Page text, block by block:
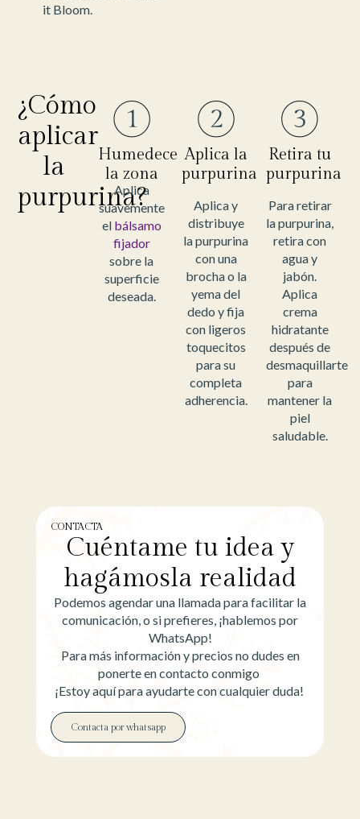
it Bloom.
¿Cómo
aplicar
la
purpurina?
Humedece
la zona
Aplica
suavemente
el bálsamo
fijador
sobre la
superficie
deseada.
Aplica la
purpurina
Aplica y
distribuye
la purpurina
con una
brocha o la
yema del
dedo y fija
con ligeros
toquecitos
para su
completa
adherencia.
Retira tu
purpurina
Para retirar
la purpurina,
retira con
agua y
jabón.
Aplica
crema
hidratante
después de
desmaquillarte
para
mantener la
piel
saludable.
CONTACTA
Cuéntame tu idea y
hagámosla realidad
Podemos agendar una llamada para facilitar la
comunicación, o si prefieres, ¡hablemos por
WhatsApp!
Para más información y precios no dudes en
ponerte en contacto conmigo
¡Estoy aquí para ayudarte con cualquier duda!
Contacta por whatsapp